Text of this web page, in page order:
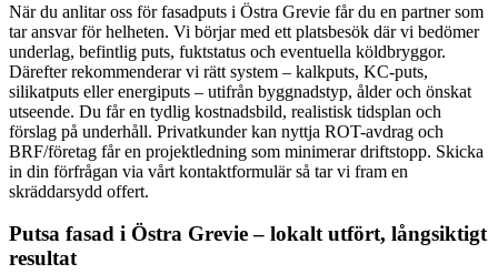
När du anlitar oss för fasadputs i Östra Grevie får du en partner som
tar ansvar för helheten. Vi börjar med ett platsbesök där vi bedömer
underlag, befintlig puts, fuktstatus och eventuella köldbryggor.
Därefter rekommenderar vi rätt system – kalkputs, KC-puts,
silikatputs eller energiputs – utifrån byggnadstyp, ålder och önskat
utseende. Du får en tydlig kostnadsbild, realistisk tidsplan och
förslag på underhåll. Privatkunder kan nyttja ROT-avdrag och
BRF/företag får en projektledning som minimerar driftstopp. Skicka
in din förfrågan via vårt kontaktformulär så tar vi fram en
skräddarsydd offert.
Putsa fasad i Östra Grevie – lokalt utfört, långsiktigt
resultat